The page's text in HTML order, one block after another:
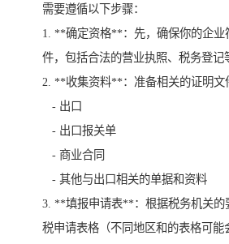
需要遵循以下步骤：
1. **确定资格**：先，确保你的企业
件，包括合法的营业执照、税务登记
2. **收集资料**：准备相关的证明文
- 出口
- 出口报关单
- 商业合同
- 其他与出口相关的单据和资料
3. **填报申请表**：根据税务机关的
税申请表格（不同地区和的表格可能